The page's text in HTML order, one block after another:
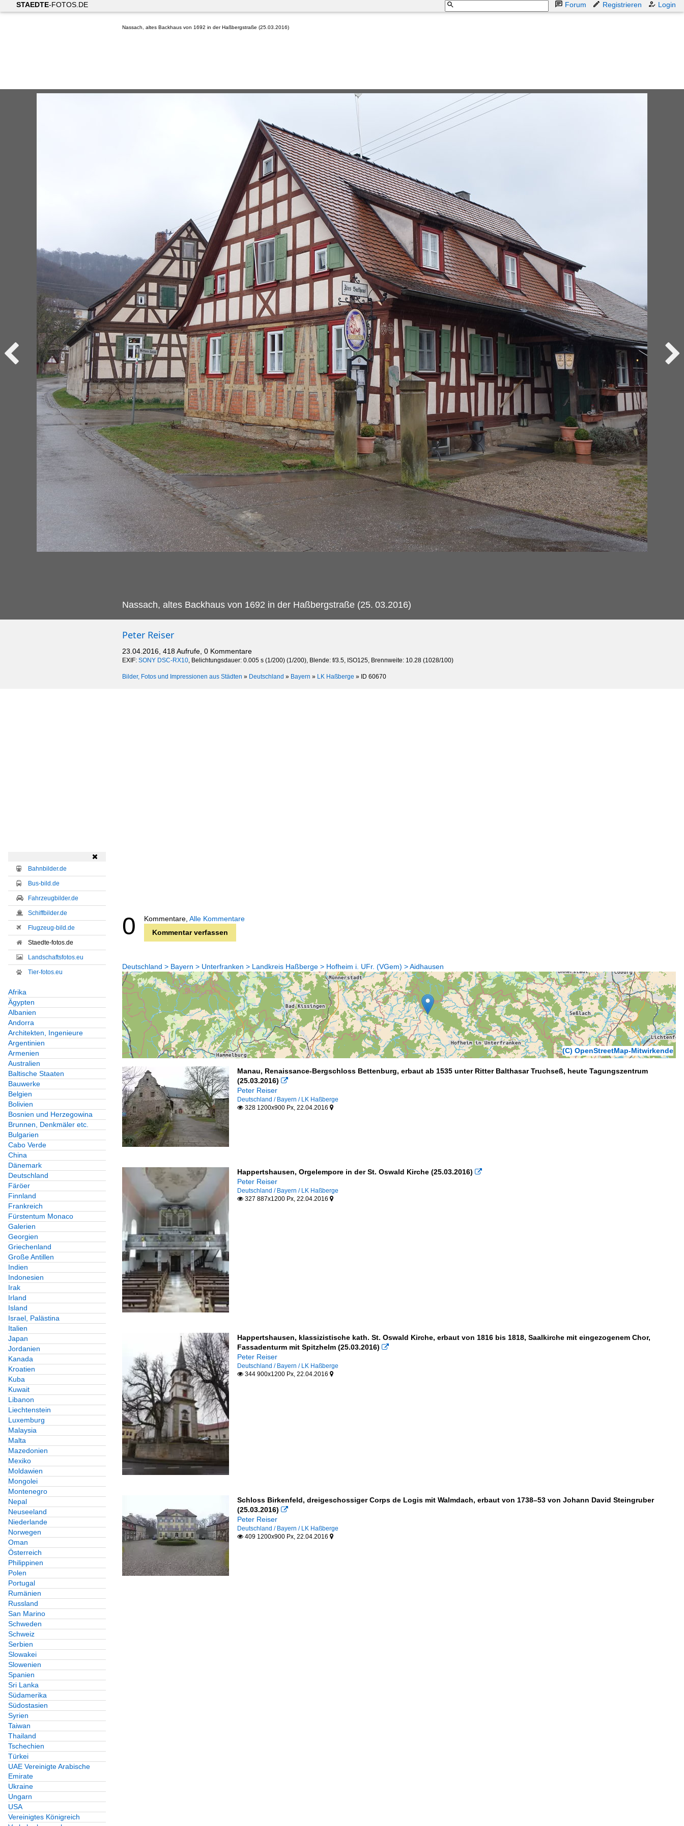
STAEDTE-FOTOS.DE Forum Registrieren Login
Nassach, altes Backhaus von 1692 in der Haßbergstraße (25.03.2016)
Nassach, altes Backhaus von 1692 in der Haßbergstraße (25. 03.2016)
Peter Reiser
23.04.2016, 418 Aufrufe, 0 Kommentare
EXIF: SONY DSC-RX10, Belichtungsdauer: 0.005 s (1/200) (1/200), Blende: f/3.5, ISO125, Brennweite: 10.28 (1028/100)
Bilder, Fotos und Impressionen aus Städten » Deutschland » Bayern » LK Haßberge » ID 60670

Bahnbilder.de
Bus-bild.de
Fahrzeugbilder.de
Schiffbilder.de
Flugzeug-bild.de
Staedte-fotos.de
Landschaftsfotos.eu
Tier-fotos.eu
Afrika
Ägypten
Albanien
Andorra
Architekten, Ingenieure
Argentinien
Armenien
Australien
Baltische Staaten
Bauwerke
Belgien
Bolivien
Bosnien und Herzegowina
Brunnen, Denkmäler etc.
Bulgarien
Cabo Verde
China
Dänemark
Deutschland
Färöer
Finnland
Frankreich
Fürstentum Monaco
Galerien
Georgien
Griechenland
Große Antillen
Indien
Indonesien
Irak
Irland
Island
Israel, Palästina
Italien
Japan
Jordanien
Kanada
Kroatien
Kuba
Kuwait
Libanon
Liechtenstein
Luxemburg
Malaysia
Malta
Mazedonien
Mexiko
Moldawien
Mongolei
Montenegro
Nepal
Neuseeland
Niederlande
Norwegen
Oman
Österreich
Philippinen
Polen
Portugal
Rumänien
Russland
San Marino
Schweden
Schweiz
Serbien
Slowakei
Slowenien
Spanien
Sri Lanka
Südamerika
Südostasien
Syrien
Taiwan
Thailand
Tschechien
Türkei
UAE Vereinigte Arabische
Emirate
Ukraine
Ungarn
USA
Vereinigtes Königreich
0 Kommentare, Alle Kommentare
Kommentar verfassen
Deutschland > Bayern > Unterfranken > Landkreis Haßberge > Hofheim i. UFr. (VGem) > Aidhausen
(C) OpenStreetMap-Mitwirkende
Manau, Renaissance-Bergschloss Bettenburg, erbaut ab 1535 unter Ritter Balthasar Truchseß, heute Tagungszentrum
(25.03.2016) 
Peter Reiser
Deutschland / Bayern / LK Haßberge
328 1200x900 Px, 22.04.2016 
Happertshausen, Orgelempore in der St. Oswald Kirche (25.03.2016) 
Peter Reiser
Deutschland / Bayern / LK Haßberge
327 887x1200 Px, 22.04.2016 
Happertshausen, klassizistische kath. St. Oswald Kirche, erbaut von 1816 bis 1818, Saalkirche mit eingezogenem Chor,
Fassadenturm mit Spitzhelm (25.03.2016) 
Peter Reiser
Deutschland / Bayern / LK Haßberge
344 900x1200 Px, 22.04.2016 
Schloss Birkenfeld, dreigeschossiger Corps de Logis mit Walmdach, erbaut von 1738–53 von Johann David Steingruber
(25.03.2016) 
Peter Reiser
Deutschland / Bayern / LK Haßberge
409 1200x900 Px, 22.04.2016 